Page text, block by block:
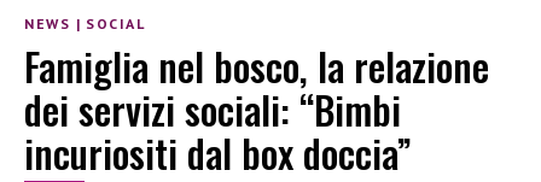
NEWS | SOCIAL
Famiglia nel bosco, la relazione
dei servizi sociali: “Bimbi
incuriositi dal box doccia”